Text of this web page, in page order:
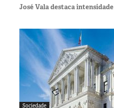
José Vala destaca intensidade
Sociedade